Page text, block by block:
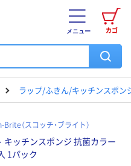
カゴ
メニュー
ラップ/ふきん/キッチンスポン
（スコッチ・ブライト）
キッチンスポンジ 抗菌カラー
1パック